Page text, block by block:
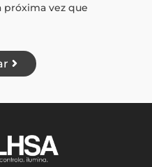
próxima vez que